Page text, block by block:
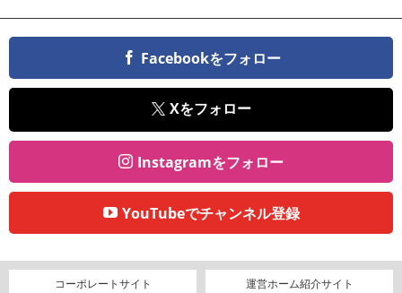
Facebookをフォロー
Xをフォロー
Instagramをフォロー
YouTubeでチャンネル登録
コーポレートサイト 運営ホーム紹介サイト